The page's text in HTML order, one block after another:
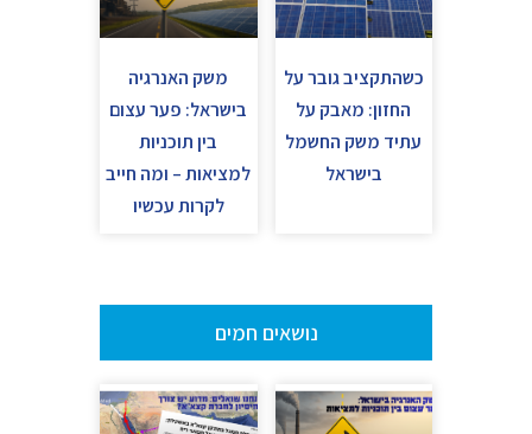
כשהתקציב גובר על
החזון: מאבק על
עתיד משק החשמל
בישראל
משק האנרגיה
בישראל: פער עצום
בין תוכניות
למציאות – ומה חייב
לקרות עכשיו
נושאים חמים